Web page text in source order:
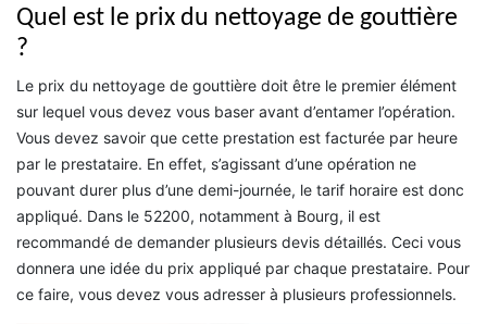
Quel est le prix du nettoyage de gouttière
?
Le prix du nettoyage de gouttière doit être le premier élément
sur lequel vous devez vous baser avant d’entamer l’opération.
Vous devez savoir que cette prestation est facturée par heure
par le prestataire. En effet, s’agissant d’une opération ne
pouvant durer plus d’une demi-journée, le tarif horaire est donc
appliqué. Dans le 52200, notamment à Bourg, il est
recommandé de demander plusieurs devis détaillés. Ceci vous
donnera une idée du prix appliqué par chaque prestataire. Pour
ce faire, vous devez vous adresser à plusieurs professionnels.